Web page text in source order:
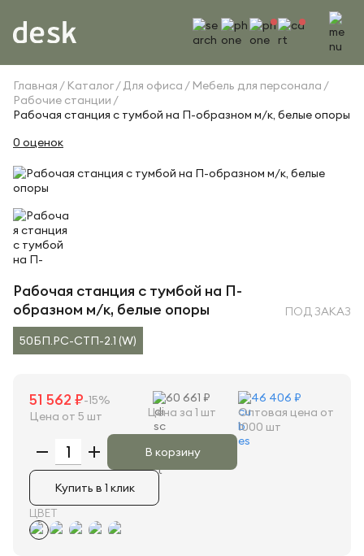
Главная Каталог Для офиса
Мебель для персонала
Рабочие станции
Рабочая станция с тумбой на П-образном м/к, белые опоры
0 оценок
Рабочая станция с тумбой на П-
образном м/к, белые опоры
ПОД ЗАКАЗ
50БП.РС-СТП-2.1 (W)
51 562 ₽-15%
Цена от 5 шт
60 661 ₽
Цена за 1 шт
46 406 ₽
Оптовая цена от
1000 шт
В корзину
Купить в 1 клик
ЦВЕТ